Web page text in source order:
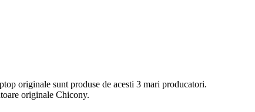
originale sunt produse de acesti 3 mari producatori.
originale Chicony.